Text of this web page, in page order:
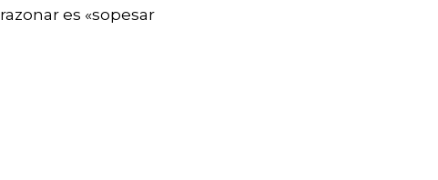
es «sopesar